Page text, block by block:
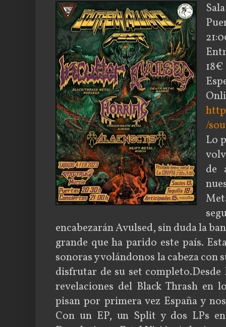
/
Lo
de
encabezarán Avulsed, sin duda la
grande que ha parido este país.
sonoras y volándonos la cabeza con
disfrutar de su set completo.Desde
revelaciones del Black Thrash en
pisan por primera vez España y
Con un EP, un Split y dos LPs